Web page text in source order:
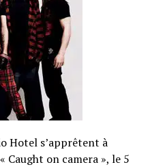
Hotel s’apprêtent à
Caught on camera », le 5